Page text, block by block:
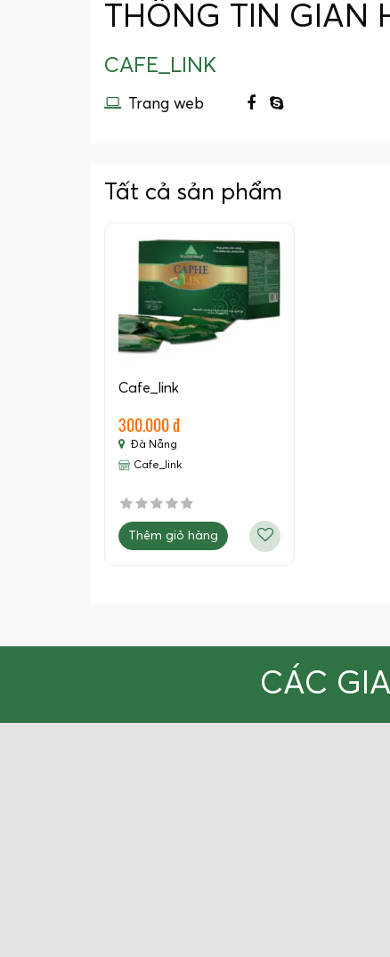
THÔNG TIN GIAN
CAFE_LINK
Trang web
Tất cả sản phẩm
Cafe_link
300.000 đ
Đà Nẵng
Cafe_link
Thêm giỏ hàng
CÁC